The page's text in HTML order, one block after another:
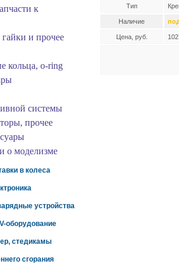
к
и прочее
кольца, o-ring
системы
прочее
о моделизме
в колеса
устройства
оборудование
стедикамы
сгорания
Тип
Наличие
Цена, руб.